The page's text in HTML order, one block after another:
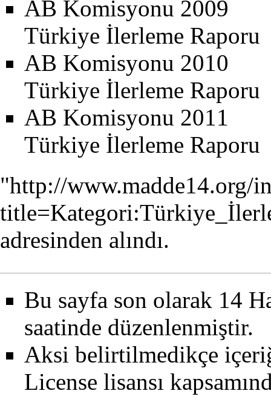
AB Komisyonu 2009
Türkiye İlerleme Raporu
AB Komisyonu 2010
Türkiye İlerleme Raporu
AB Komisyonu 2011
Türkiye İlerleme Raporu
"http://www.madde14.org/
adresinden alındı.
Bu sayfa son olarak 14
saatinde düzenlenmiştir.
Aksi belirtilmedikçe
License lisansı